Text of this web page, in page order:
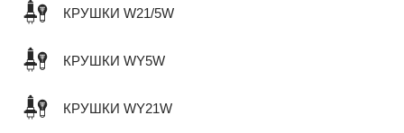
КРУШКИ W21/5W
КРУШКИ WY5W
КРУШКИ WY21W